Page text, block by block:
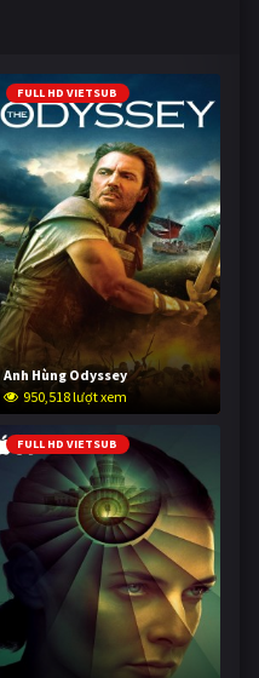
FULL HD VIETSUB
Anh Hùng Odyssey
950,518 lượt xem
FULL HD VIETSUB